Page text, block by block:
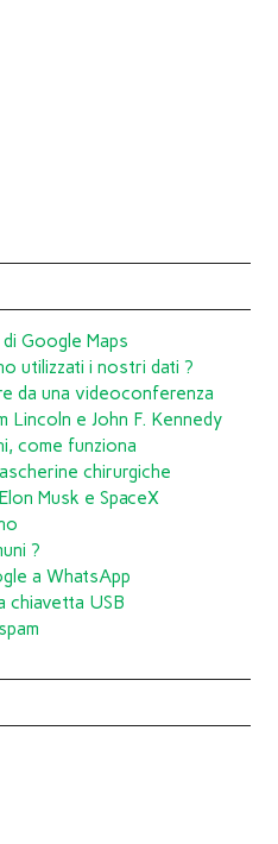
Google Maps
utilizzati i nostri dati ?
da una videoconferenza
Lincoln e John F. Kennedy
come funziona
chirurgiche
Musk e SpaceX
?
a WhatsApp
chiavetta USB